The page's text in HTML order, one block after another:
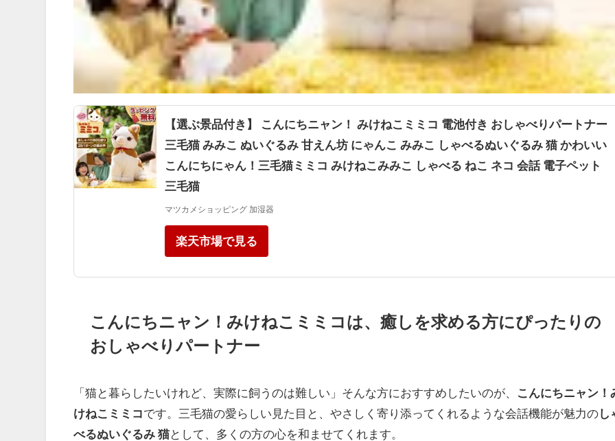
【選ぶ景品付き】 こんにちニャン！ みけねこミミコ 電池付き おしゃべりパートナー
三毛猫 みみこ ぬいぐるみ 甘えん坊 にゃんこ みみこ しゃべるぬいぐるみ 猫 かわいい
こんにちにゃん！三毛猫ミミコ みけねこみみこ しゃべる ねこ ネコ 会話 電子ペット
三毛猫
マツカメショッピング 加湿器
楽天市場で見る
こんにちニャン！みけねこミミコは、癒しを求める方にぴったりの
おしゃべりパートナー
「猫と暮らしたいけれど、実際に飼うのは難しい」そんな方におすすめしたいのが、
こんにちニャン！
けねこミミコです。三毛猫の愛らしい見た目と、やさしく寄り添ってくれるような会話機能が魅力のし
べるぬいぐるみ 猫として、多くの方の心を和ませてくれます。